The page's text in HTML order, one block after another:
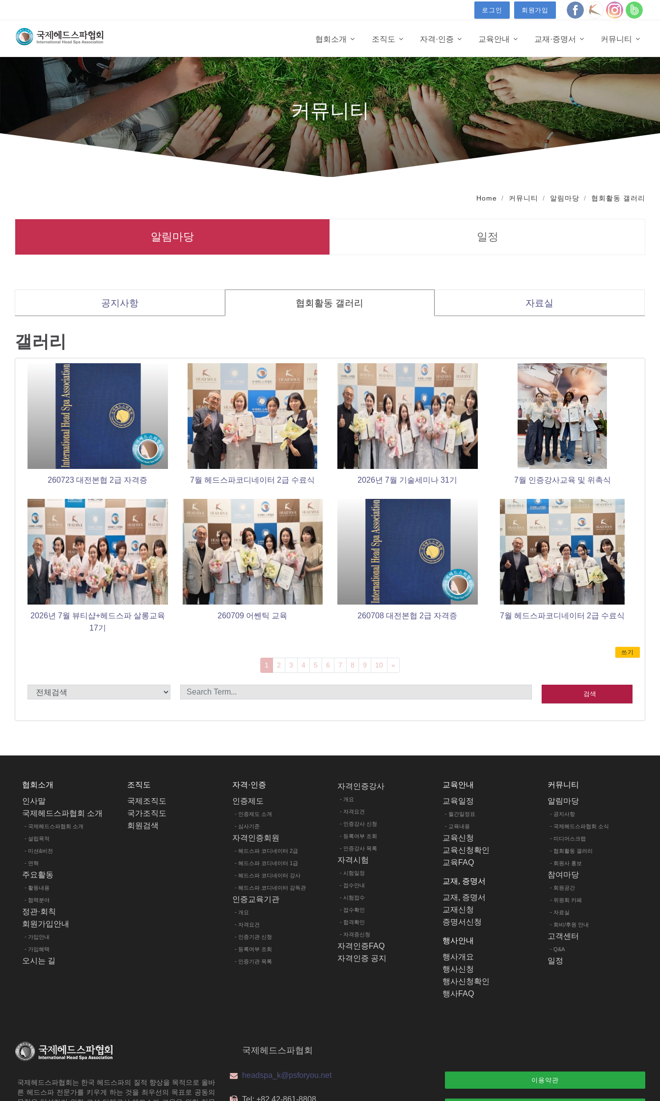
로그인 회원가입
협회소개 조직도 자격·인증 교육안내 교재·증명서 커뮤니티
커뮤니티
Home 커뮤니티 알림마당 협회활동 갤러리
알림마당 일정
공지사항 협회활동 갤러리 자료실
갤러리
260723 대전본협 2급 자격증 7월 헤드스파코디네이터 2급 수료식 2026년 7월 기술세미나 31기 7월 인증강사교육 및 위촉식
2026년 7월 뷰티샵+헤드스파 살롱교육
17기
260709 어쎈틱 교육 260708 대전본협 2급 자격증 7월 헤드스파코디네이터 2급 수료식
쓰기
1 2 3 4 5 6 7 8 9 10 »
협회소개
인사말
국제헤드스파협회 소개
- 국제헤드스파협회 소개
- 설립목적
- 미션&비전
- 연혁
주요활동
- 활동내용
- 협력분야
정관·회칙
회원가입안내
- 가입안내
- 가입혜택
오시는 길
조직도
국제조직도
국가조직도
회원검색
자격·인증
인증제도
- 인증제도 소개
- 심사기준
자격인증회원
- 헤드스파 코디네이터 2급
- 헤드스파 코디네이터 1급
- 헤드스파 코디네이터 강사
- 헤드스파 코디네이터 감독관
인증교육기관
- 개요
- 자격요건
- 인증기관 신청
- 등록여부 조회
- 인증기관 목록
자격인증강사
- 개요
- 자격요건
- 인증강사 신청
- 등록여부 조회
- 인증강사 목록
자격시험
- 시험일정
- 접수안내
- 시험접수
- 접수확인
- 합격확인
- 자격증신청
자격인증FAQ
자격인증 공지
교육안내
교육일정
- 월간일정표
- 교육내용
교육신청
교육신청확인
교육FAQ
교재, 증명서
교재, 증명서
교재신청
증명서신청
행사안내
행사개요
행사신청
행사신청확인
행사FAQ
커뮤니티
알림마당
- 공지사항
- 국제헤드스파협회 소식
- 미디어스크랩
- 협회활동 갤러리
- 회원사 홍보
참여마당
- 회원공간
- 위원회 카페
- 자료실
- 회비/후원 안내
고객센터
- Q&A
일정
국제헤드스파협회는 한국 헤드스파의 질적 향상을 목적으로 올바
른 헤드스파 전문가를 키우게 하는 것을 최우선의 목표로 공동의
국제헤드스파협회
headspa_k@psforyou.net
Tel: +82 42-861-8808
이용약관